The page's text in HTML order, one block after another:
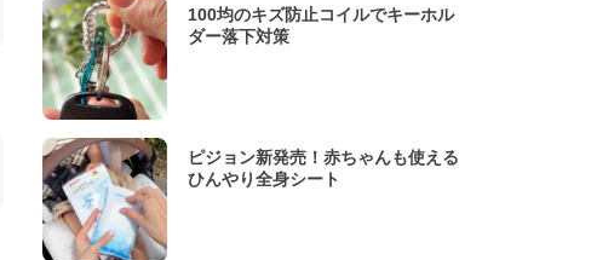
100均のキズ防止コイルでキーホル
ダー落下対策
ピジョン新発売！赤ちゃんも使える
ひんやり全身シート